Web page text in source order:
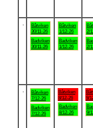
Båtviken
30/11-26
Badviken
30/11-26
Båtviken
1/12-26
Badviken
1/12-26
2/
2/
Båtviken
7/12-26
Badviken
7/12-26
Båtviken
8/12-26
Badviken
8/12-26
9/
9/